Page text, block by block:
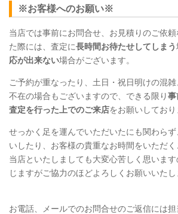
※お客様へのお願い※
当店では事前にお問合せ、お見積りのご依
た際には、査定に長時間お待たせしてしまう
応が出来ない場合がございます。
ご予約が重なったり、土日・祝日明けの混
不在の場合もございますので、できる限り事
査定を行った上でのご来店をお願いしており
せっかく足を運んでいただいたにも関わら
いしたり、お客様の貴重なお時間をいただく
当店といたしましても大変心苦しく思いま
じますがご協力のほどよろしくお願いいたし
お電話、メールでのお問合せのご返信には